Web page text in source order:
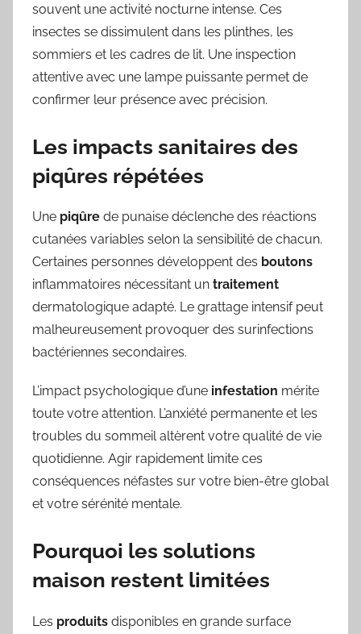
souvent une activité nocturne intense. Ces
insectes se dissimulent dans les plinthes, les
sommiers et les cadres de lit. Une inspection
attentive avec une lampe puissante permet de
confirmer leur présence avec précision.
Les impacts sanitaires des
piqûres répétées
Une piqûre de punaise déclenche des réactions
cutanées variables selon la sensibilité de chacun.
Certaines personnes développent des boutons
inflammatoires nécessitant un traitement
dermatologique adapté. Le grattage intensif peut
malheureusement provoquer des surinfections
bactériennes secondaires.
L’impact psychologique d’une infestation mérite
toute votre attention. L’anxiété permanente et les
troubles du sommeil altèrent votre qualité de vie
quotidienne. Agir rapidement limite ces
conséquences néfastes sur votre bien-être global
et votre sérénité mentale.
Pourquoi les solutions
maison restent limitées
Les produits disponibles en grande surface